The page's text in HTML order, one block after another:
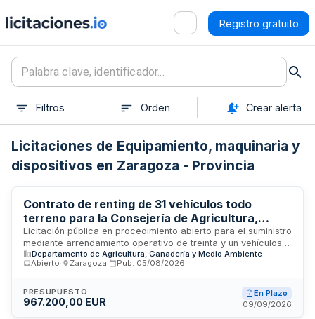
Registro gratuito
Filtros Orden Crear alerta
Licitaciones de Equipamiento, maquinaria y
dispositivos en Zaragoza - Provincia
Contrato de renting de 31 vehículos todo
terreno para la Consejería de Agricultura,
Ganadería y Alimentación de Aragón
Licitación pública en procedimiento abierto para el suministro
mediante arrendamiento operativo de treinta y un vehículos
todoterreno destinados a la Consejería de Agricultura,
Ganadería y Alimentación de la Administración de la
provisión de vehículos, su mantenimiento integral, seguros y
gestión de kilometraje, con liquidación individual por excesos
Departamento de Agricultura, Ganadería y Medio Ambiente
Abierto
Zaragoza Pub. 05/08/2026
PRESUPUESTO
967.200,00 EUR
En Plazo
09/09/2026